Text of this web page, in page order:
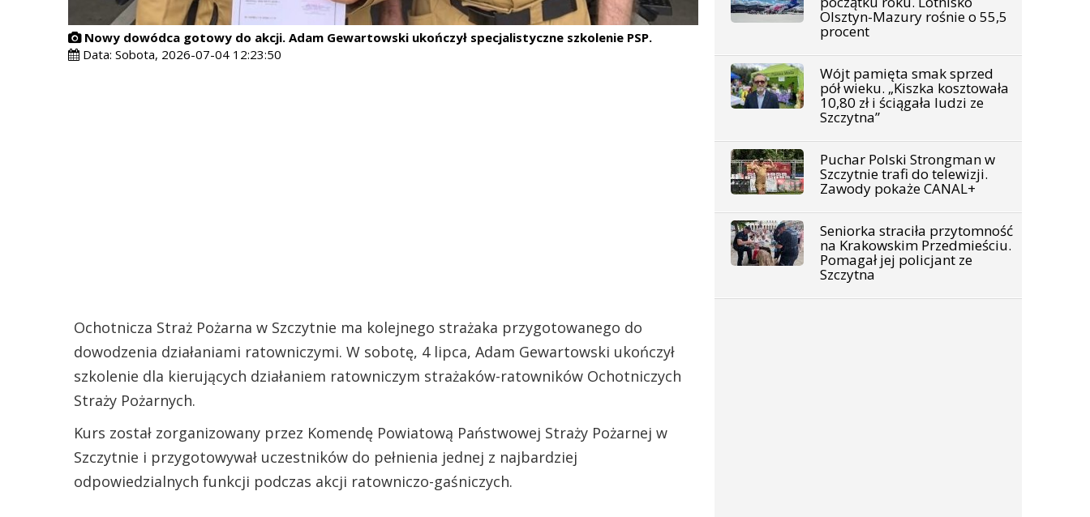
Nowy dowódca gotowy do akcji. Adam Gewartowski ukończył specjalistyczne szkolenie PSP.
Data:Sobota, 2026-07-04 12:23:50
Ochotnicza Straż Pożarna w Szczytnie ma kolejnego strażaka przygotowanego do
dowodzenia działaniami ratowniczymi. W sobotę, 4 lipca, Adam Gewartowski ukończył
szkolenie dla kierujących działaniem ratowniczym strażaków-ratowników Ochotniczych
Straży Pożarnych.
Kurs został zorganizowany przez Komendę Powiatową Państwowej Straży Pożarnej w
Szczytnie i przygotowywał uczestników do pełnienia jednej z najbardziej
odpowiedzialnych funkcji podczas akcji ratowniczo-gaśniczych.
Olsztyn-Mazury rośnie o 55,5
procent
Wójt pamięta smak sprzed
pół wieku. „Kiszka kosztowała
10,80 zł i ściągała ludzi ze
Szczytna”
Puchar Polski Strongman w
Szczytnie trafi do telewizji.
Zawody pokaże CANAL+
Seniorka straciła przytomność
na Krakowskim Przedmieściu.
Pomagał jej policjant ze
Szczytna